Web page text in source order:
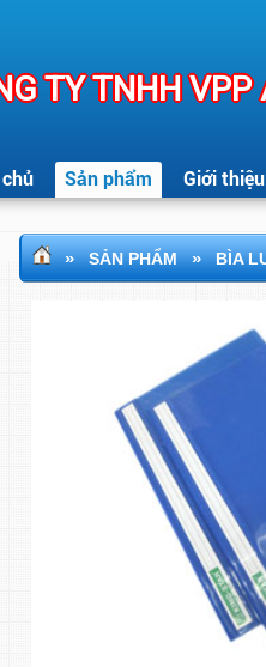
TY TNHH
Sản phẩm Giới thiệu
» SẢN PHẨM » BÌA